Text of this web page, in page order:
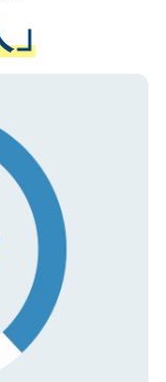
に付与され
済みです。
ください。
転職をされ
が可能です